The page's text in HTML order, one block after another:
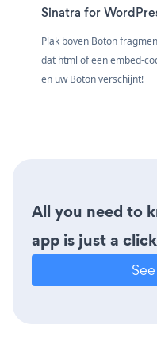
Sinatra for
Plak boven Boton
dat html of een embed-
en uw Boton verschijnt!
All you need to
app is just a